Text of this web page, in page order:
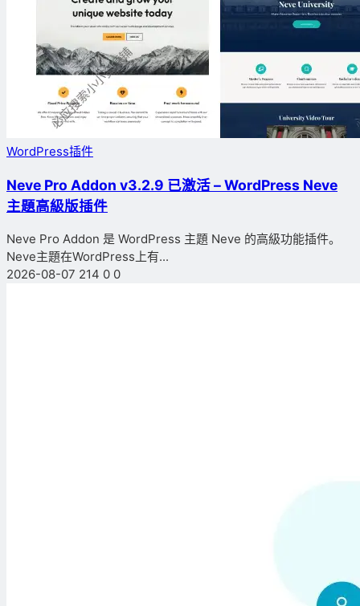
WordPress插件
Neve Pro Addon v3.2.9 已激活 – WordPress Neve
主題高級版插件
Neve Pro Addon 是 WordPress 主題 Neve 的高級功能插件。
Neve主題在WordPress上有...
2026-08-07 214 0 0